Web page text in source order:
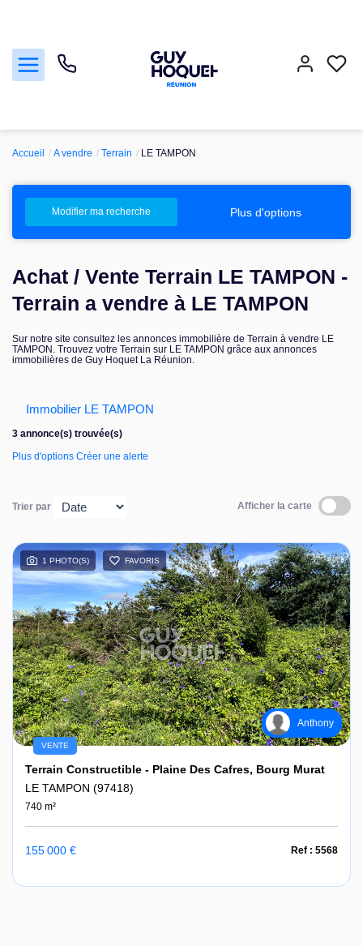
Vendre
Faire gérer
Nos agences
Accueil A vendre Terrain LE TAMPON
Modifier ma recherche Plus d'options
Achat / Vente Terrain LE TAMPON -
Terrain a vendre à LE TAMPON
Sur notre site consultez les annonces immobilière de Terrain à vendre LE
TAMPON. Trouvez votre Terrain sur LE TAMPON grâce aux annonces
immobilières de Guy Hoquet La Réunion.
Immobilier LE TAMPON
3 annonce(s) trouvée(s)
Plus d'options Créer une alerte
Trier par Afficher la carte
1 PHOTO(S) FAVORIS
Anthony
VENTE
Terrain Constructible - Plaine Des Cafres, Bourg Murat
LE TAMPON (97418)
740 m²
155 000 € Ref : 5568